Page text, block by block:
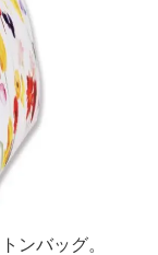
ンバッグ。